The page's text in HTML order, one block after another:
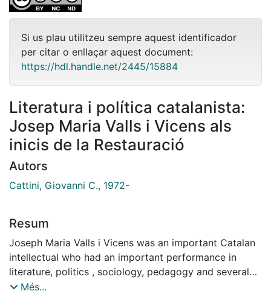
Si us plau utilitzeu sempre aquest identificador
per citar o enllaçar aquest document:
https://hdl.handle.net/2445/15884
Literatura i política catalanista:
Josep Maria Valls i Vicens als
inicis de la Restauració
Autors
Cattini, Giovanni C., 1972-
Resum
Joseph Maria Valls i Vicens was an important Catalan
intellectual who had an important performance in
literature, politics , sociology, pedagogy and several
cultural initiatives. The author focalizes the study of
Més...